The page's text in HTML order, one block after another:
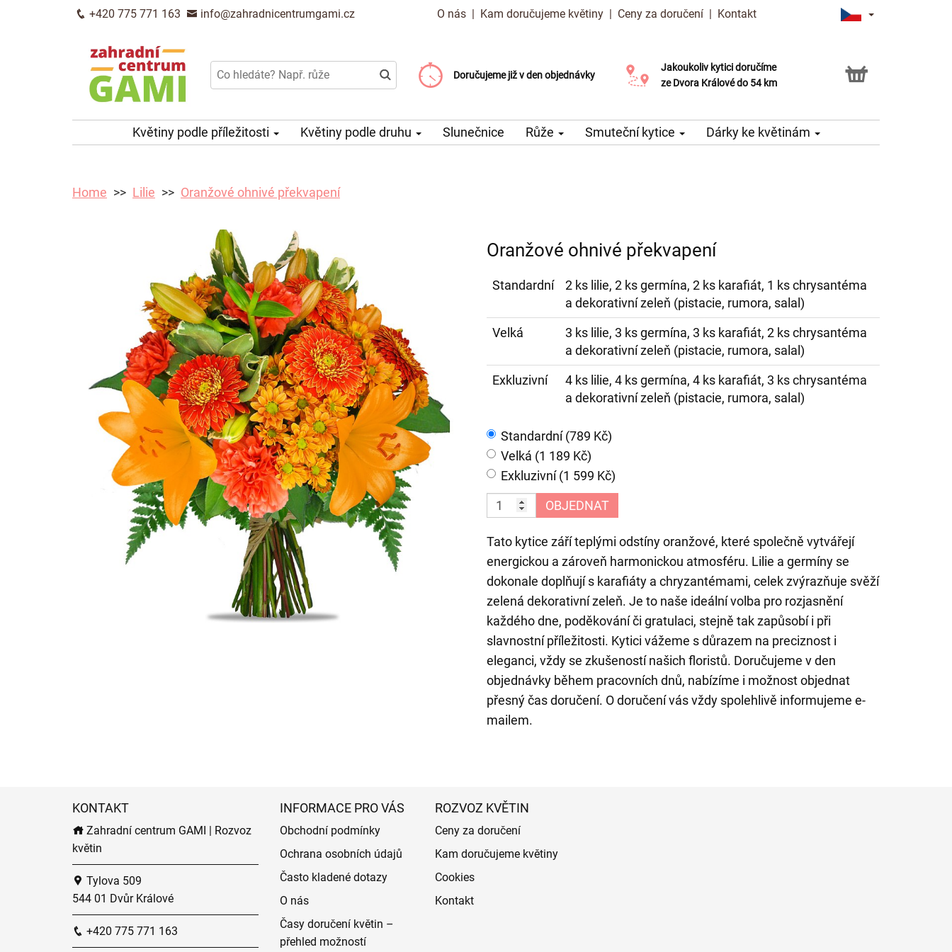
+420 775 771 163 info@zahradnicentrumgami.cz O nás | Kam doručujeme květiny | Ceny za doručení | Kontakt
Doručujeme již v den objednávky
Doručujeme již od 99 Kč
Možný výběr času a dne doručení
Jakoukoliv kytici doručíme
ze Dvora Králové do 54 km
Možnost vyzvednout v naší květince
Květiny podle příležitosti Květiny podle druhu Slunečnice Růže Smuteční kytice Dárky ke květinám
Home Lilie Oranžové ohnivé překvapení
Oranžové ohnivé překvapení
Standardní
2 ks lilie, 2 ks germína, 2 ks karafiát, 1 ks chrysantéma
a dekorativní zeleň (pistacie, rumora, salal)
Velká
3 ks lilie, 3 ks germína, 3 ks karafiát, 2 ks chrysantéma
a dekorativní zeleň (pistacie, rumora, salal)
Exkluzivní
4 ks lilie, 4 ks germína, 4 ks karafiát, 3 ks chrysantéma
a dekorativní zeleň (pistacie, rumora, salal)
Standardní (789 Kč)
Velká (1 189 Kč)
Exkluzivní (1 599 Kč)
OBJEDNAT
Tato kytice září teplými odstíny oranžové, které společně vytvářejí
energickou a zároveň harmonickou atmosféru. Lilie a germíny se
dokonale doplňují s karafiáty a chryzantémami, celek zvýrazňuje svěží
zelená dekorativní zeleň. Je to naše ideální volba pro rozjasnění
každého dne, poděkování či gratulaci, stejně tak zapůsobí i při
slavnostní příležitosti. Kytici vážeme s důrazem na preciznost i
eleganci, vždy se zkušeností našich floristů. Doručujeme v den
objednávky během pracovních dnů, nabízíme i možnost objednat
přesný čas doručení. O doručení vás vždy spolehlivě informujeme e-
mailem.
KONTAKT
Zahradní centrum GAMI | Rozvoz
květin
Tylova 509
544 01 Dvůr Králové
+420 775 771 163
INFORMACE PRO VÁS
Obchodní podmínky
Ochrana osobních údajů
Často kladené dotazy
O nás
Časy doručení květin –
přehled možností
ROZVOZ KVĚTIN
Ceny za doručení
Kam doručujeme květiny
Cookies
Kontakt